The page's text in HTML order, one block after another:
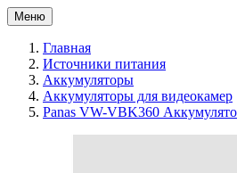
Меню
Главная
Источники питания
Аккумуляторы
Аккумуляторы для видеокамер
Panas VW-VBK360